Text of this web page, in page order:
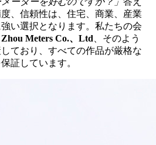
、信頼性は、住宅、商業、産業
い選択となります。私たちの会
Meters Co.、Ltd 、そのよう
ており、すべての作品が厳格な
証しています。